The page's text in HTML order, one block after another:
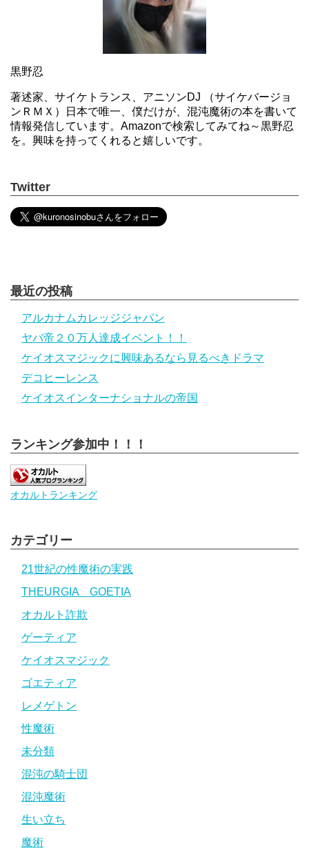
黒野忍
著述家、サイケトランス、アニソンDJ （サイケバージョ
ンＲＭＸ）日本で唯一、僕だけが、混沌魔術の本を書いて
情報発信しています。Amazonで検索してみてね～黒野忍
を。興味を持ってくれると嬉しいです。
Twitter
最近の投稿
アルカナムカレッジジャパン
ヤバ帝２０万人達成イベント！！
ケイオスマジックに興味あるなら見るべきドラマ
デコヒーレンス
ケイオスインターナショナルの帝国
ランキング参加中！！！
オカルトランキング
カテゴリー
21世紀の性魔術の実践
THEURGIA GOETIA
オカルト詐欺
ゲーティア
ケイオスマジック
ゴエティア
レメゲトン
性魔術
未分類
混沌の騎士団
混沌魔術
生い立ち
魔術